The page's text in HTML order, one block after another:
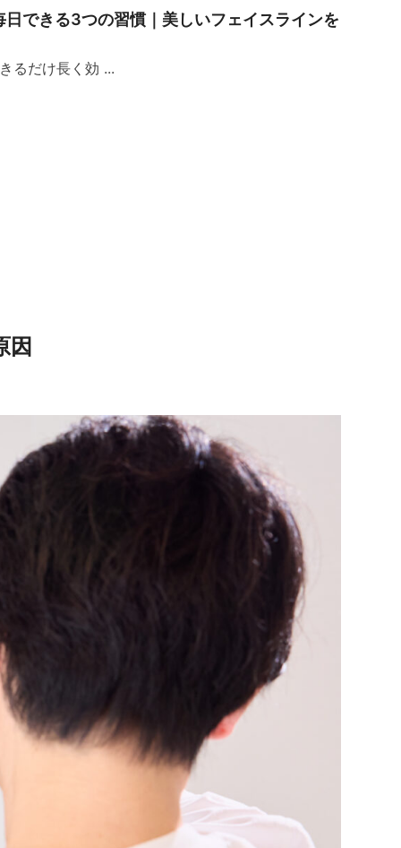
できる3つの習慣｜美しいフェイスラインを
るだけ長く効 ...
因